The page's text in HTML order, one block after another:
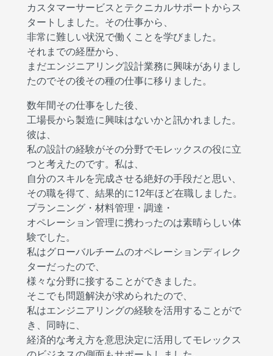
カスタマーサービスとテクニカルサポートからス
タートしました。その仕事から、
非常に難しい状況で働くことを学びました。
それまでの経歴から、
まだエンジニアリング設計業務に興味がありまし
たのでその後その種の仕事に移りました。
数年間その仕事をした後、
工場長から製造に興味はないかと訊かれました。
彼は、
私の設計の経験がその分野でモレックスの役に立
つと考えたのです。私は、
自分のスキルを完成させる絶好の手段だと思い、
その職を得て、結果的に12年ほど在職しました。
プランニング・材料管理・調達・
オペレーション管理に携わったのは素晴らしい体
験でした。
私はグローバルチームのオペレーションディレク
ターだったので、
様々な分野に接することができました。
そこでも問題解決が求められたので、
私はエンジニアリングの経験を活用することがで
き、同時に、
経済的な考え方を意思決定に活用してモレックス